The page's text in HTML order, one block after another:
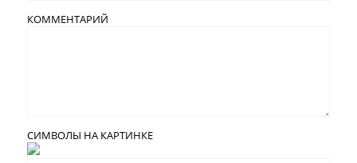
КОММЕНТАРИЙ
СИМВОЛЫ НА КАРТИНКЕ